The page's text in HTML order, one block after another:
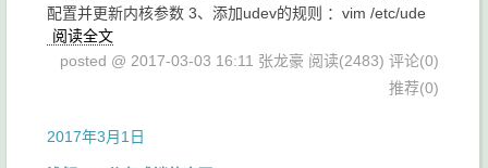
配置并更新内核参数 3、添加udev的规则 ：vim /etc/ude
阅读全文
posted @ 2017-03-03 16:11 张龙豪 阅读(2483) 评论(0)
推荐(0)
2017年3月1日